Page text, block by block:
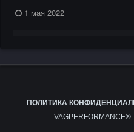
1 мая 2022
ПОЛИТИКА
VAGPERFORMANCE®